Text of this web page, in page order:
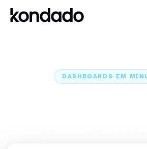
DASHBOARDS EM